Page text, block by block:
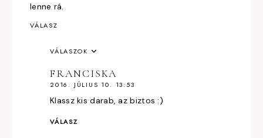
lenne rá.
VÁLASZ
VÁLASZOK
FRANCISKA
2016. JÚLIUS 10. 13:53
Klassz kis darab, az biztos :)
VÁLASZ